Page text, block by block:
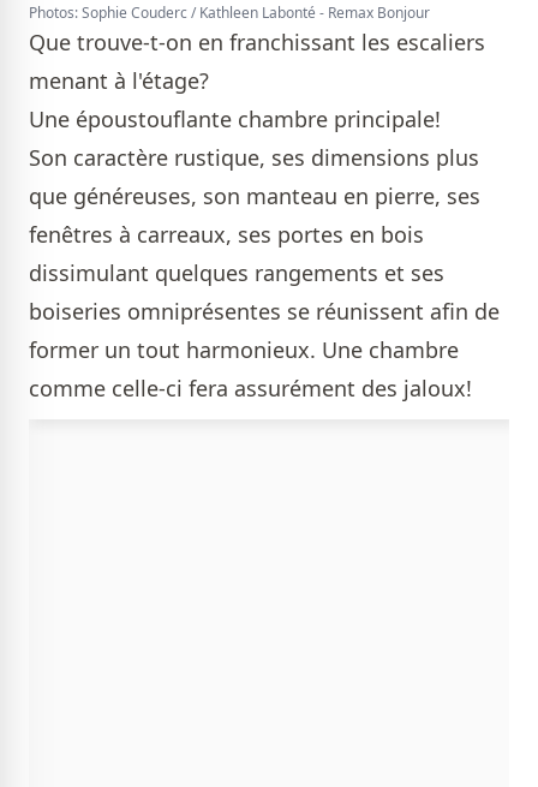
Photos: Sophie Couderc / Kathleen Labonté - Remax Bonjour
Que trouve-t-on en franchissant les escaliers
menant à l'étage?
Une époustouflante chambre principale!
Son caractère rustique, ses dimensions plus
que généreuses, son manteau en pierre, ses
fenêtres à carreaux, ses portes en bois
dissimulant quelques rangements et ses
boiseries omniprésentes se réunissent afin de
former un tout harmonieux. Une chambre
comme celle-ci fera assurément des jaloux!